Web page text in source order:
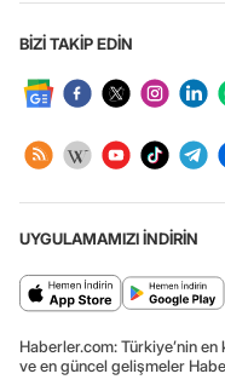
BİZİ TAKİP EDİN
UYGULAMAMIZI İNDİRİN
Haberler.com: Türkiye’nin
ve en güncel gelişmeler